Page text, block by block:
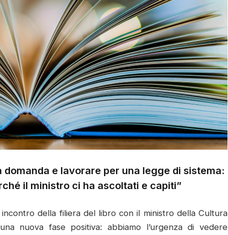
domanda e lavorare per una legge di sistema:
il ministro ci ha ascoltati e capiti”
della filiera del libro con il ministro della Cultura
nuova fase positiva: abbiamo l’urgenza di vedere